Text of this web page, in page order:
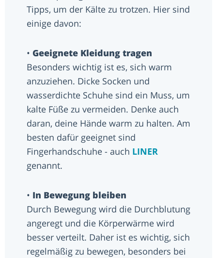
Tipps, um der Kälte zu trotzen. Hier sind
einige davon:
• Geeignete Kleidung tragen
Besonders wichtig ist es, sich warm
anzuziehen. Dicke Socken und
wasserdichte Schuhe sind ein Muss, um
kalte Füße zu vermeiden. Denke auch
daran, deine Hände warm zu halten. Am
besten dafür geeignet sind
Fingerhandschuhe - auch LINER
genannt.
• In Bewegung bleiben
Durch Bewegung wird die Durchblutung
angeregt und die Körperwärme wird
besser verteilt. Daher ist es wichtig, sich
regelmäßig zu bewegen, besonders bei